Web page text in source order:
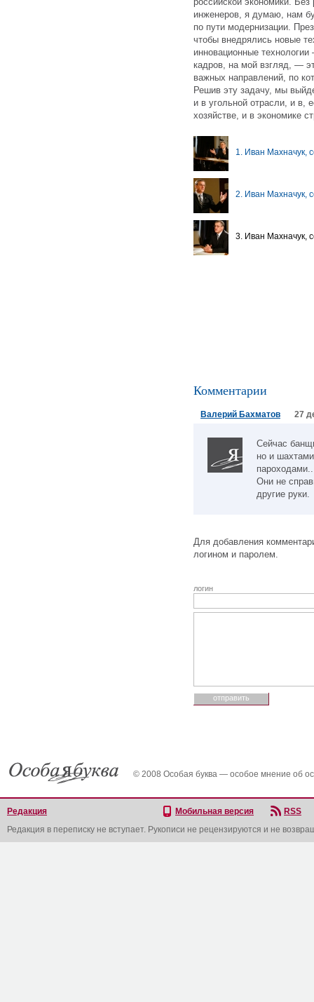
инженеров, я думаю, нам
по пути модернизации.
чтобы внедрялись новые
инновационные
кадров, на мой взгляд, —
важных направлений, по
Решив эту задачу, мы
и в угольной отрасли, и в,
хозяйстве, и в экономике
1. Иван Махначук,
2. Иван Махначук,
3. Иван Махначук,
Комментарии
Валерий Бахматов 27
Сейчас
но и
Они не
другие руки.
Для добавления
логином и паролем.
логин
© 2008 Особая буква — особое мнение об
Редакция Мобильная версия
RSS
Редакция в переписку не вступает. Рукописи не рецензируются и не